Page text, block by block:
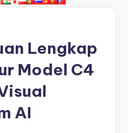
Lengkap
Model C4
AI